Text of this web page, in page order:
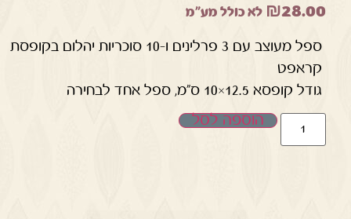
₪28.00 לא כולל מע"מ
ספל מעוצב עם 3 פרלינים ו-10 סוכריות יהלום בקופסת
קראפט
גודל קופסא 12.5×10 ס"מ, ספל אחד לבחירה
הוספה לסל